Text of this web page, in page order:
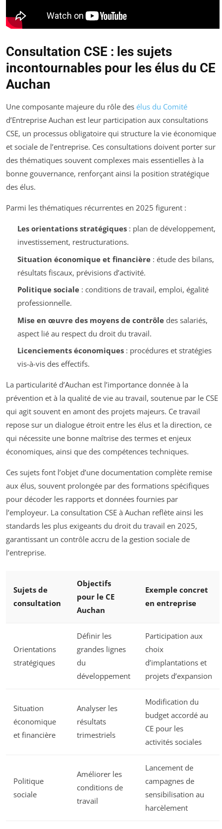
Consultation CSE : les sujets
incontournables pour les élus du CE
Auchan
Une composante majeure du rôle des élus du Comité
d’Entreprise Auchan est leur participation aux consultations
CSE, un processus obligatoire qui structure la vie économique
et sociale de l’entreprise. Ces consultations doivent porter sur
des thématiques souvent complexes mais essentielles à la
bonne gouvernance, renforçant ainsi la position stratégique
des élus.
Parmi les thématiques récurrentes en 2025 figurent :
Les orientations stratégiques: plan de développement,
investissement, restructurations.
Situation économique et financière: étude des bilans,
résultats fiscaux, prévisions d’activité.
Politique sociale: conditions de travail, emploi, égalité
professionnelle.
Mise en œuvre des moyens de contrôledes salariés,
aspect lié au respect du droit du travail.
Licenciements économiques: procédures et stratégies
vis-à-vis des effectifs.
La particularité d’Auchan est l’importance donnée à la
prévention et à la qualité de vie au travail, soutenue par le CSE
qui agit souvent en amont des projets majeurs. Ce travail
repose sur un dialogue étroit entre les élus et la direction, ce
qui nécessite une bonne maîtrise des termes et enjeux
économiques, ainsi que des compétences techniques.
Ces sujets font l’objet d’une documentation complète remise
aux élus, souvent prolongée par des formations spécifiques
pour décoder les rapports et données fournies par
l’employeur. La consultation CSE à Auchan reflète ainsi les
standards les plus exigeants du droit du travail en 2025,
garantissant un contrôle accru de la gestion sociale de
l’entreprise.
Sujets de
consultation
Objectifs
pour le CE
Auchan
Exemple concret
en entreprise
Orientations
stratégiques
Définir les
grandes lignes
du
développement
Participation aux
choix
d’implantations et
projets d’expansion
Situation
économique
et financière
Analyser les
résultats
trimestriels
Modification du
budget accordé au
CE pour les
activités sociales
Politique
sociale
Améliorer les
conditions de
travail
Lancement de
campagnes de
sensibilisation au
harcèlement